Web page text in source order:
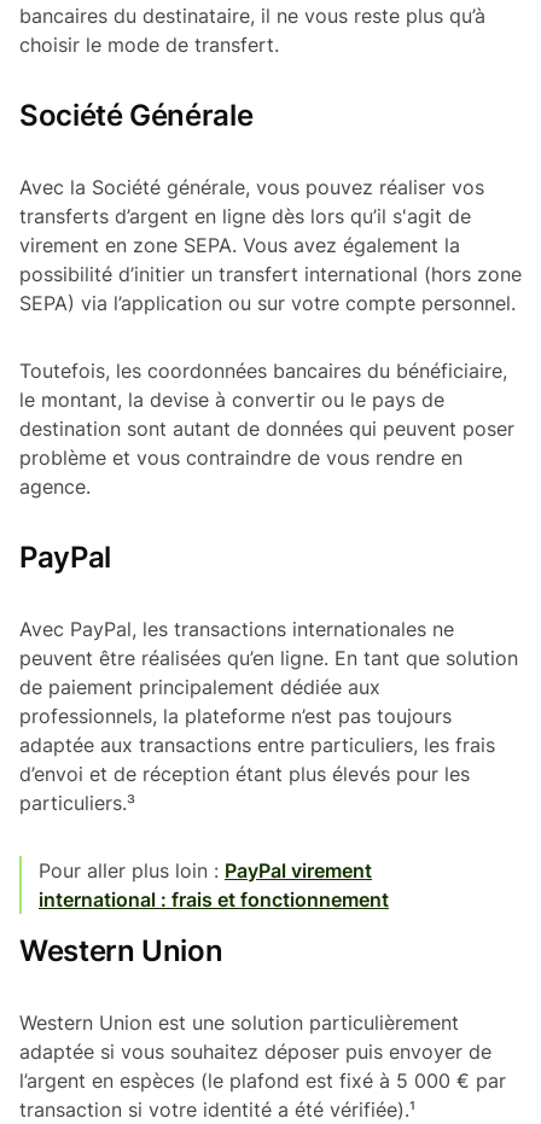
bancaires du destinataire, il ne vous reste plus qu’à
choisir le mode de transfert.
Société Générale
Avec la Société générale, vous pouvez réaliser vos
transferts d’argent en ligne dès lors qu’il s'agit de
virement en zone SEPA. Vous avez également la
possibilité d’initier un transfert international (hors zone
SEPA) via l’application ou sur votre compte personnel.
Toutefois, les coordonnées bancaires du bénéficiaire,
le montant, la devise à convertir ou le pays de
destination sont autant de données qui peuvent poser
problème et vous contraindre de vous rendre en
agence.
PayPal
Avec PayPal, les transactions internationales ne
peuvent être réalisées qu’en ligne. En tant que solution
de paiement principalement dédiée aux
professionnels, la plateforme n’est pas toujours
adaptée aux transactions entre particuliers, les frais
d’envoi et de réception étant plus élevés pour les
particuliers.³
Pour aller plus loin : PayPal virement
international : frais et fonctionnement
Western Union
Western Union est une solution particulièrement
adaptée si vous souhaitez déposer puis envoyer de
l’argent en espèces (le plafond est fixé à 5 000 € par
transaction si votre identité a été vérifiée).¹